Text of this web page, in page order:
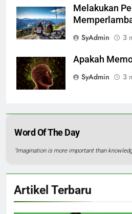
Melakukan
SyAdmin
3
Apakah
SyAdmin
3
Word Of The Day
"Imagination is more important than
Artikel Terbaru